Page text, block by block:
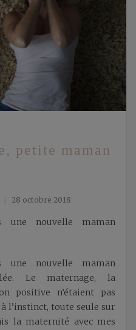
petite maman
28 octobre 2018
nouvelle maman
nouvelle maman
Le maternage, la
positive n’étaient pas
l’instinct, toute seule sur
la maternité avec mes